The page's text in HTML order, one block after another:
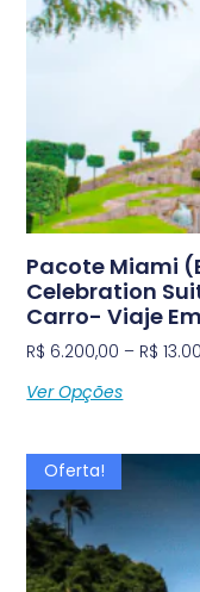
Pacote Miami
Celebration
Carro- Viaje
R$ 6.200,00 – R$
Ver Opções
Oferta!